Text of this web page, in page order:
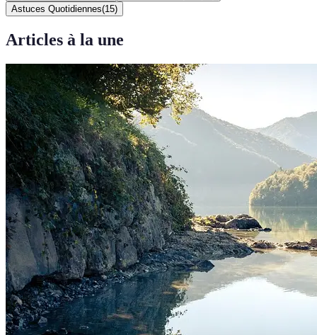
Astuces Quotidiennes(15)
Articles à la une